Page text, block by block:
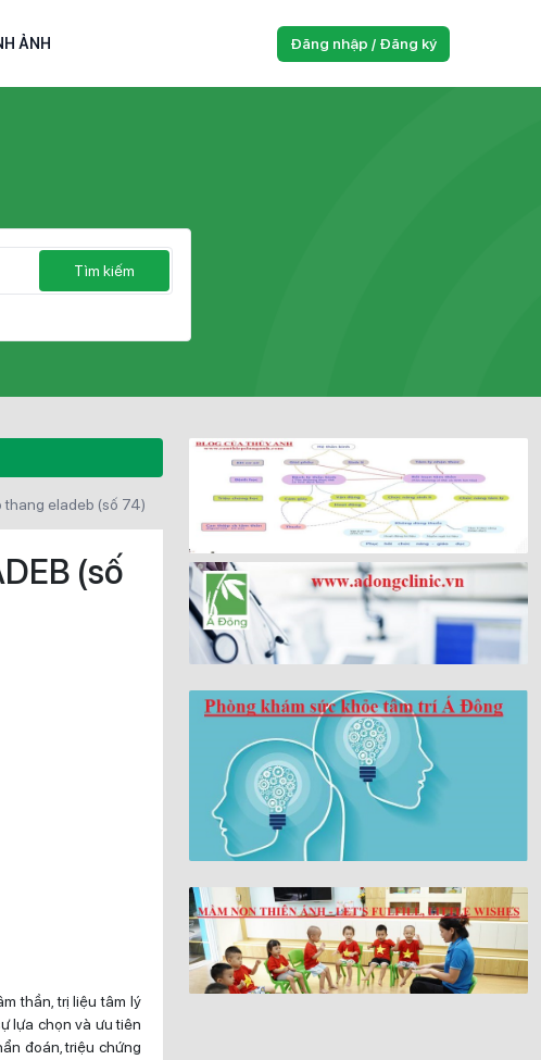
ẢNH Đăng nhập / Đăng ký
Tìm kiếm
thang eladeb (số 74)
(số
thần, trị liệu tâm lý
lựa chọn và ưu tiên
đoán, triệu chứng